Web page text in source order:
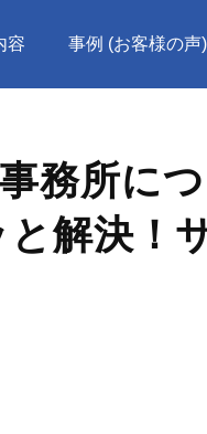
容 事例 (お客様の声)
務所に
と解決！